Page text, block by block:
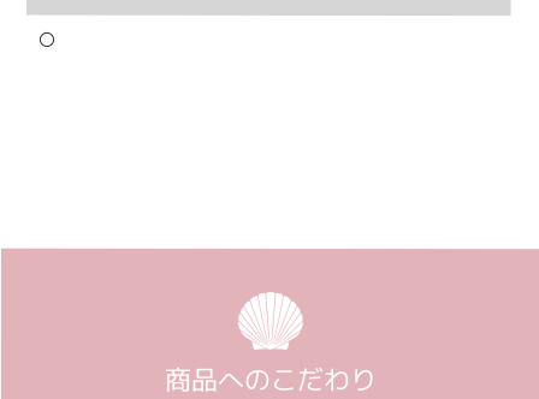
〇
商品へのこだわり